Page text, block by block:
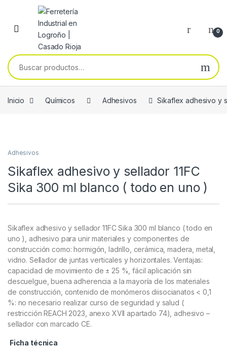
Skip to navigation
Skip to content
0
Buscar por:
Inicio Químicos Adhesivos Sikaflex adhesivo y
Adhesivos
Sikaflex adhesivo y sellador 11FC
Sika 300 ml blanco ( todo en uno )
Sikaflex adhesivo y sellador 11FC Sika 300 ml blanco ( todo en
uno ), adhesivo para unir materiales y componentes de
construcción como: hormigón, ladrillo, cerámica, madera, metal,
vidrio. Sellador de juntas verticales y horizontales. Ventajas:
capacidad de movimiento de ± 25 %, fácil aplicación sin
descuelgue, buena adherencia a la mayoría de los materiales
de construcción, contenido de monómeros diisocianatos < 0,1
%: no necesario realizar curso de seguridad y salud (
restricción REACH 2023, anexo XVII apartado 74), adhesivo –
sellador con marcado CE.
Ficha técnica